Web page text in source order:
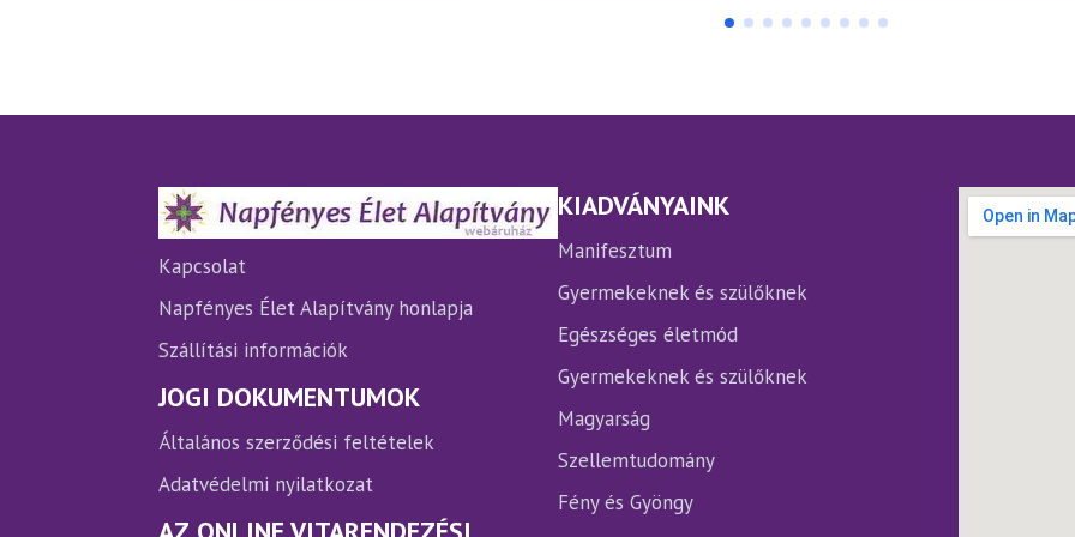
A
termékoldalon
választhatók
több
A
Kapcsolat
Napfényes Élet Alapítvány honlapja
Szállítási információk
JOGI DOKUMENTUMOK
Általános szerződési feltételek
Adatvédelmi nyilatkozat
KIADVÁNYAINK
Manifesztum
Gyermekeknek és szülőknek
Egészséges életmód
Gyermekeknek és szülőknek
Magyarság
Szellemtudomány
Fény és Gyöngy